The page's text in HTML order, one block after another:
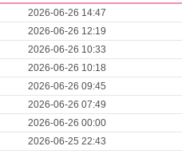
2026-06-26 14:47
2026-06-26 12:19
2026-06-26 10:33
2026-06-26 10:18
2026-06-26 09:45
2026-06-26 07:49
2026-06-26 00:00
2026-06-25 22:43